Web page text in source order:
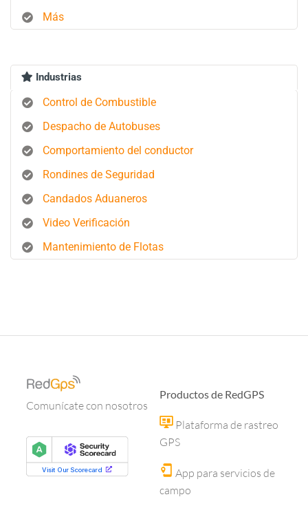
Más
Industrias
Control de Combustible
Despacho de Autobuses
Comportamiento del conductor
Rondines de Seguridad
Candados Aduaneros
Video Verificación
Mantenimiento de Flotas
Comunícate con nosotros
Productos de RedGPS
Plataforma de rastreo
GPS
App para servicios de
campo